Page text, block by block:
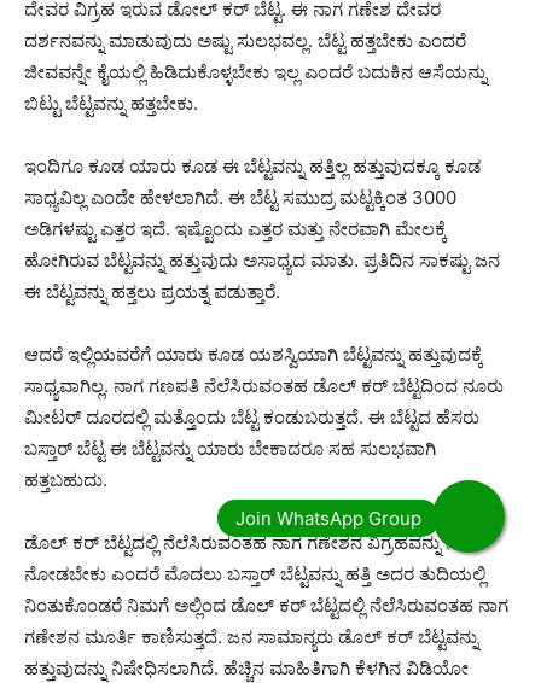
ದೇವರ ವಿಗ್ರಹ ಇರುವ ಡೋಲ್ ಕರ್ ಬೆಟ್ಟ. ಈ ನಾಗ ಗಣೇಶ ದೇವರ
ದರ್ಶನವನ್ನು ಮಾಡುವುದು ಅಷ್ಟು ಸುಲಭವಲ್ಲ. ಬೆಟ್ಟ ಹತ್ತಬೇಕು ಎಂದರೆ
ಜೀವವನ್ನೇ ಕೈಯಲ್ಲಿ ಹಿಡಿದುಕೊಳ್ಳಬೇಕು ಇಲ್ಲ ಎಂದರೆ ಬದುಕಿನ ಆಸೆಯನ್ನು
ಬಿಟ್ಟು ಬೆಟ್ಟವನ್ನು ಹತ್ತಬೇಕು.
ಇಂದಿಗೂ ಕೂಡ ಯಾರು ಕೂಡ ಈ ಬೆಟ್ಟವನ್ನು ಹತ್ತಿಲ್ಲ ಹತ್ತುವುದಕ್ಕೂ ಕೂಡ
ಸಾಧ್ಯವಿಲ್ಲ ಎಂದೇ ಹೇಳಲಾಗಿದೆ. ಈ ಬೆಟ್ಟ ಸಮುದ್ರ ಮಟ್ಟಕ್ಕಿಂತ 3000
ಅಡಿಗಳಷ್ಟು ಎತ್ತರ ಇದೆ. ಇಷ್ಟೊಂದು ಎತ್ತರ ಮತ್ತು ನೇರವಾಗಿ ಮೇಲಕ್ಕೆ
ಹೋಗಿರುವ ಬೆಟ್ಟವನ್ನು ಹತ್ತುವುದು ಅಸಾಧ್ಯದ ಮಾತು. ಪ್ರತಿದಿನ ಸಾಕಷ್ಟು ಜನ
ಈ ಬೆಟ್ಟವನ್ನು ಹತ್ತಲು ಪ್ರಯತ್ನ ಪಡುತ್ತಾರೆ.
ಆದರೆ ಇಲ್ಲಿಯವರೆಗೆ ಯಾರು ಕೂಡ ಯಶಸ್ವಿಯಾಗಿ ಬೆಟ್ಟವನ್ನು ಹತ್ತುವುದಕ್ಕೆ
ಸಾಧ್ಯವಾಗಿಲ್ಲ. ನಾಗ ಗಣಪತಿ ನೆಲೆಸಿರುವಂತಹ ಡೊಲ್ ಕರ್ ಬೆಟ್ಟದಿಂದ ನೂರು
ಮೀಟರ್ ದೂರದಲ್ಲಿ ಮತ್ತೊಂದು ಬೆಟ್ಟ ಕಂಡುಬರುತ್ತದೆ. ಈ ಬೆಟ್ಟದ ಹೆಸರು
ಬಸ್ತಾರ್ ಬೆಟ್ಟ ಈ ಬೆಟ್ಟವನ್ನು ಯಾರು ಬೇಕಾದರೂ ಸಹ ಸುಲಭವಾಗಿ
ಹತ್ತಬಹುದು.
ಡೊಲ್ ಕರ್ ಬೆಟ್ಟದಲ್ಲಿ ನೆಲೆಸಿರುವಂತಹ ನಾಗ ಗಣೇಶನ ವಿಗ್ರಹವನ್ನು ನಾವು
ನೋಡಬೇಕು ಎಂದರೆ ಮೊದಲು ಬಸ್ತಾರ್ ಬೆಟ್ಟವನ್ನು ಹತ್ತಿ ಅದರ ತುದಿಯಲ್ಲಿ
ನಿಂತುಕೊಂಡರೆ ನಿಮಗೆ ಅಲ್ಲಿಂದ ಡೊಲ್ ಕರ್ ಬೆಟ್ಟದಲ್ಲಿ ನೆಲೆಸಿರುವಂತಹ ನಾಗ
ಗಣೇಶನ ಮೂರ್ತಿ ಕಾಣಿಸುತ್ತದೆ. ಜನ ಸಾಮಾನ್ಯರು ಡೊಲ್ ಕರ್ ಬೆಟ್ಟವನ್ನು
ಹತ್ತುವುದನ್ನು ನಿಷೇಧಿಸಲಾಗಿದೆ. ಹೆಚ್ಚಿನ ಮಾಹಿತಿಗಾಗಿ ಕೆಳಗಿನ ವಿಡಿಯೋ